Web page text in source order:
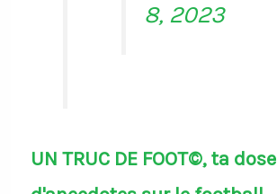
8, 2023
UN TRUC DE FOOT©, ta dose